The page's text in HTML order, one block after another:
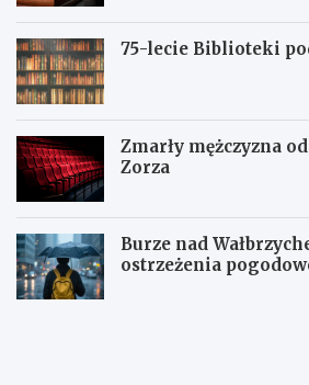
75-lecie Biblioteki
Zmarły mężczyzna
Zorza
Burze nad
ostrzeżenia
Z
W
W